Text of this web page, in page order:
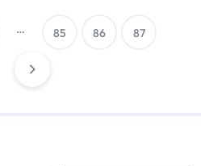
… 85 86 87